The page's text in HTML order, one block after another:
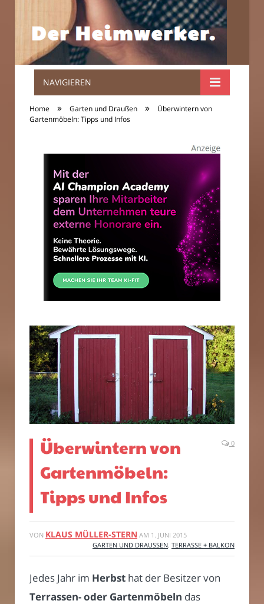
Der
Heimwerker.
NAVIGIEREN
Home » Garten und Draußen »
Überwintern von
Gartenmöbeln: Tipps und Infos
Überwintern von
Gartenmöbeln:
Tipps und Infos
0
VON KLAUS MÜLLER-STERN AM 1. JUNI 2015
GARTEN UND DRAUSSEN
TERRASSE + BALKON
Jedes Jahr im Herbst hat der Besitzer von
Terrassen- oder Gartenmöbeln das